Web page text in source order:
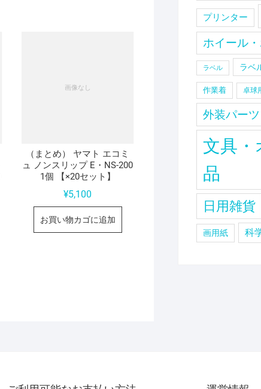
（まとめ） ヤマト エコミ
ュ ノンスリップ E・NS-200
1個 【×20セット】
¥5,100
お買い物カゴに追加
プリンター
ホイール
ラベル ラベ
作業着 卓球
外装パーツ
文具・
品
日用雑貨
画用紙 科